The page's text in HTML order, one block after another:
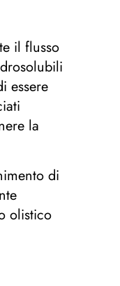
il flusso
essere
la
di
olistico